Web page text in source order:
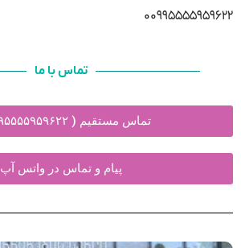
۰۰۹۹۵۵۵۵۹۵۹۶۲۲
تماس با ما
تماس مستقیم ( ۰۰۹۹۵۵۵۵۹۵۹۶۲۲ )
پیام و تماس در واتس آپ